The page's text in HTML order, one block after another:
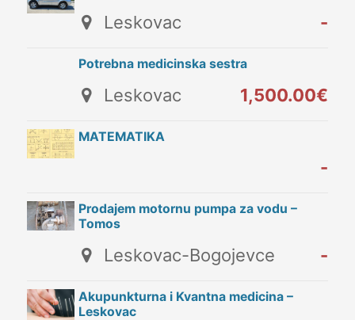
Leskovac -
Potrebna medicinska sestra
Leskovac 1,500.00€
MATEMATIKA
-
Prodajem motornu pumpa za vodu –
Tomos
Leskovac-Bogojevce -
Akupunkturna i Kvantna medicina –
Leskovac